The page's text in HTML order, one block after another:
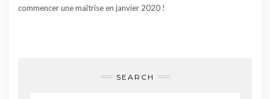
commencer une maîtrise en janvier 2020 !
SEARCH